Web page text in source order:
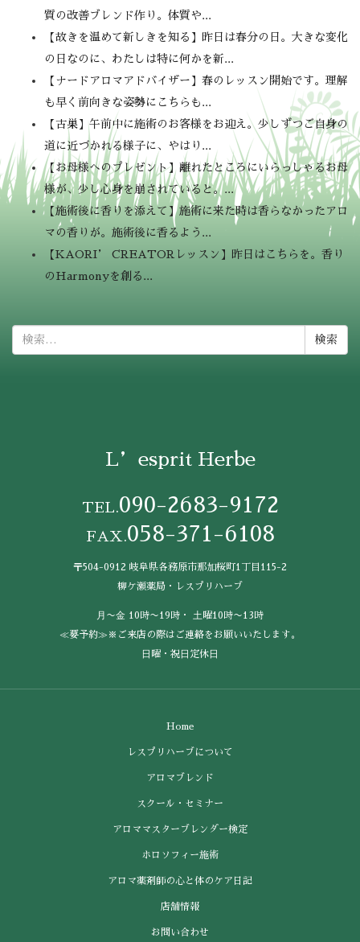
質の改善ブレンド作り。体質や...
【故きを温めて新しきを知る】昨日は春分の日。大きな変化
の日なのに、わたしは特に何かを新...
【ナードアロマアドバイザー】春のレッスン開始です。理解
も早く前向きな姿勢にこちらも...
【古巣】午前中に施術のお客様をお迎え。少しずつご自身の
道に近づかれる様子に、やはり...
【お母様へのプレゼント】離れたところにいらっしゃるお母
様が、少し心身を崩されていると。...
【施術後に香りを添えて】施術に来た時は香らなかったアロ
マの香りが。施術後に香るよう...
【KAORI’ CREATORレッスン】昨日はこちらを。香り
のHarmonyを創る...
索:
L’esprit Herbe
TEL. 090-2683-9172
FAX. 058-371-6108
〒504-0912 岐阜県各務原市那加桜町1丁目115-2
柳ケ瀬薬局・レスプリハーブ
⽉〜⾦ 10時〜19時・ ⼟曜10時〜13時
≪要予約≫※ご来店の際はご連絡をお願いいたします。
⽇曜・祝⽇定休⽇
Home
レスプリハーブについて
アロマブレンド
スクール・セミナー
アロママスターブレンダー検定
ホロソフィー施術
アロマ薬剤師の心と体のケア日記
店舗情報
お問い合わせ